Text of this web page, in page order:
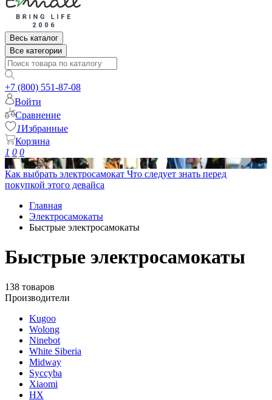
Весь каталог
Все категории
+7 (800) 551-87-08
Войти
Сравнение
1Избранные
Корзина
1 0 0
Как выбрать электросамокат Что следует знать перед
покупкой этого девайса
Главная
Электросамокаты
Быстрые электросамокаты
Быстрые электросамокаты
138 товаров
Производители
Kugoo
Wolong
Ninebot
White Siberia
Midway
Syccyba
Xiaomi
HX